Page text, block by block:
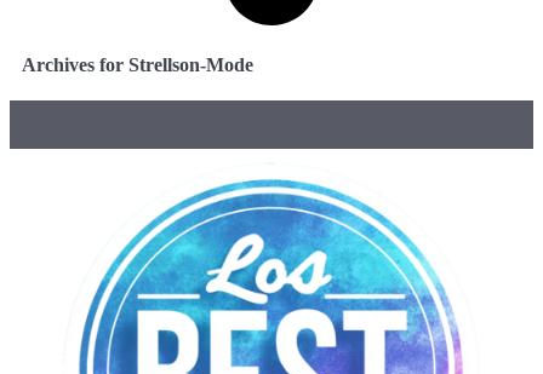
Archives for Strellson-Mode